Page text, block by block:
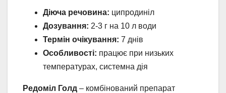
Діюча речовина: ципродиніл
Дозування: 2-3 г на 10 л води
Термін очікування: 7 днів
Особливості: працює при низьких
температурах, системна дія
Редоміл Голд – комбінований препарат